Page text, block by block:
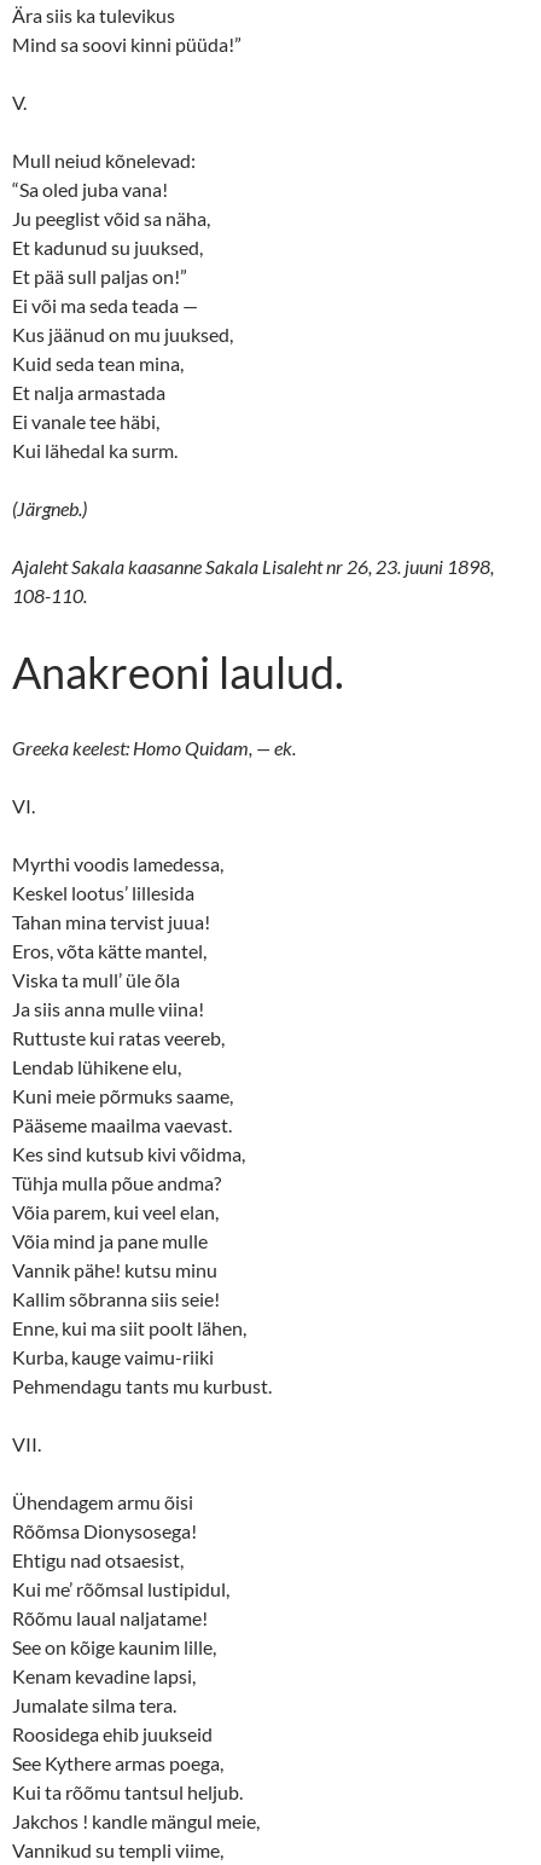
Ära siis ka tulevikus
Mind sa soovi kinni püüda!”
V.
Mull neiud kõnelevad:
“Sa oled juba vana!
Ju peeglist võid sa näha,
Et kadunud su juuksed,
Et pää sull paljas on!”
Ei või ma seda teada —
Kus jäänud on mu juuksed,
Kuid seda tean mina,
Et nalja armastada
Ei vanale tee häbi,
Kui lähedal ka surm.
(Järgneb.)
Ajaleht Sakala kaasanne Sakala Lisaleht nr 26, 23. juuni 1898,
108-110.
Anakreoni laulud.
Greeka keelest: Homo Quidam, — ek.
VI.
Myrthi voodis lamedessa,
Keskel lootus’ lillesida
Tahan mina tervist juua!
Eros, võta kätte mantel,
Viska ta mull’ üle õla
Ja siis anna mulle viina!
Ruttuste kui ratas veereb,
Lendab lühikene elu,
Kuni meie põrmuks saame,
Pääseme maailma vaevast.
Kes sind kutsub kivi võidma,
Tühja mulla põue andma?
Võia parem, kui veel elan,
Võia mind ja pane mulle
Vannik pähe! kutsu minu
Kallim sõbranna siis seie!
Enne, kui ma siit poolt lähen,
Kurba, kauge vaimu-riiki
Pehmendagu tants mu kurbust.
VII.
Ühendagem armu õisi
Rõõmsa Dionysosega!
Ehtigu nad otsaesist,
Kui me’ rõõmsal lustipidul,
Rõõmu laual naljatame!
See on kõige kaunim lille,
Kenam kevadine lapsi,
Jumalate silma tera.
Roosidega ehib juukseid
See Kythere armas poega,
Kui ta rõõmu tantsul heljub.
Jakchos ! kandle mängul meie,
Vannikud su templi viime,